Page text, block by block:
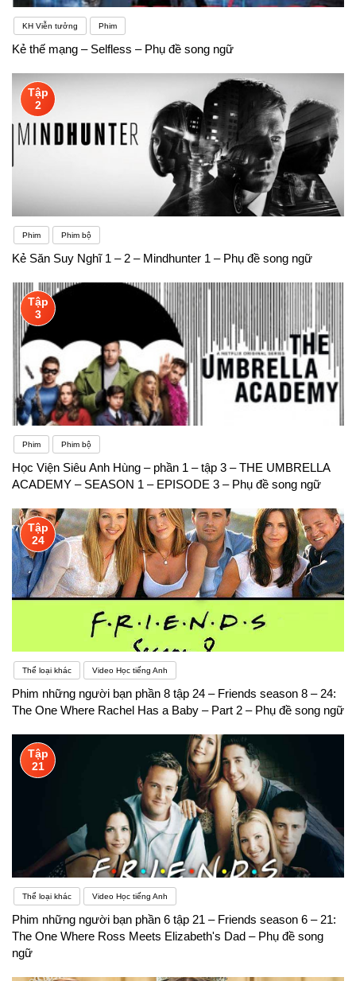
KH Viễn tưởng Phim
Kẻ thế mạng – Selfless – Phụ đề song ngữ
Tập
2
Phim Phim bộ
Kẻ Săn Suy Nghĩ 1 – 2 – Mindhunter 1 – Phụ đề song ngữ
Tập
3
Phim Phim bộ
Học Viện Siêu Anh Hùng – phần 1 – tập 3 – THE UMBRELLA
ACADEMY – SEASON 1 – EPISODE 3 – Phụ đề song ngữ
Tập
24
Thể loại khác Video Học tiếng Anh
Phim những người bạn phần 8 tập 24 – Friends season 8 – 24:
The One Where Rachel Has a Baby – Part 2 – Phụ đề song ngữ
Tập
21
Thể loại khác Video Học tiếng Anh
Phim những người bạn phần 6 tập 21 – Friends season 6 – 21:
The One Where Ross Meets Elizabeth's Dad – Phụ đề song
ngữ